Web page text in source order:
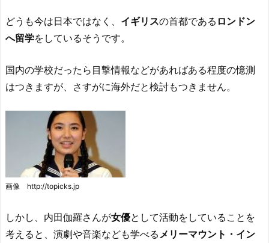
どうも今は日本ではなく、 イギリスの首都である ロンドン
へ留学をしているそうです。
国内の学校だったら目撃情報などがあればある程度の憶測
はつきますが、さすがに海外だと検討もつきません。
画像 http://topicks.jp
しかし、内田伽羅さんが女優として活動をしていることを
考えると、演劇や音楽なども学べるメリーマウント・イン